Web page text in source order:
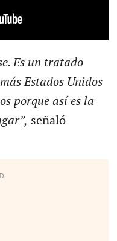
Es un tratado
Estados Unidos
porque así es la
señaló